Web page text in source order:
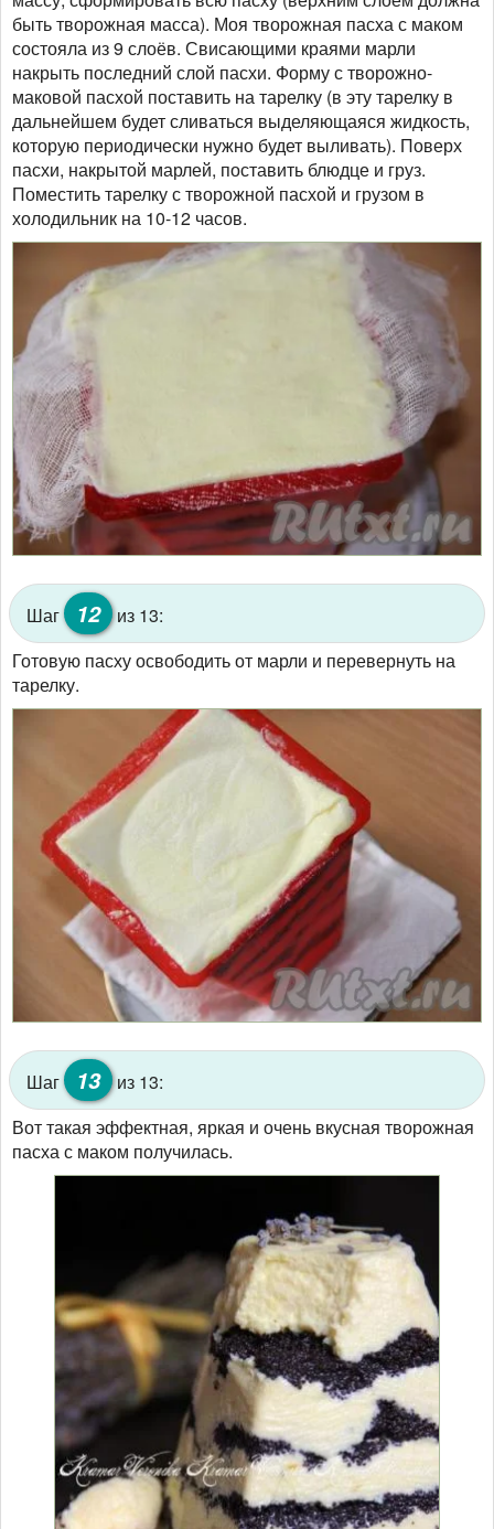
быть творожная масса). Моя творожная пасха с маком
состояла из 9 слоёв. Свисающими краями марли
накрыть последний слой пасхи. Форму с творожно-
маковой пасхой поставить на тарелку (в эту тарелку в
дальнейшем будет сливаться выделяющаяся жидкость,
которую периодически нужно будет выливать). Поверх
пасхи, накрытой марлей, поставить блюдце и груз.
Поместить тарелку с творожной пасхой и грузом в
холодильник на 10-12 часов.
Шаг 12 из 13:
Готовую пасху освободить от марли и перевернуть на
тарелку.
Шаг 13 из 13:
Вот такая эффектная, яркая и очень вкусная творожная
пасха с маком получилась.